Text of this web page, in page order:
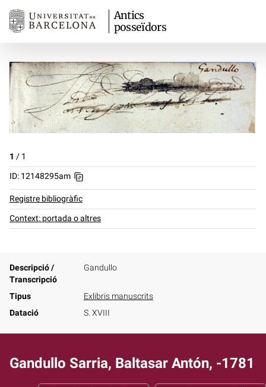
Antics
posseïdors
1 / 1
ID: 12148295am
Registre bibliogràfic
Context: portada o altres
Descripció /
Transcripció
Gandullo
Tipus
Exlibris manuscrits
Datació
S. XVIII
Gandullo Sarria, Baltasar Antón, -1781